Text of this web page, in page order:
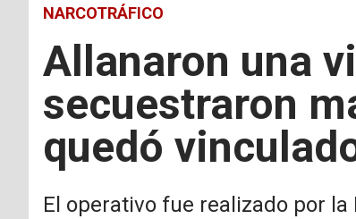
NARCOTRÁFICO
Allanaron una
secuestraron
quedó
El operativo fue realizado por